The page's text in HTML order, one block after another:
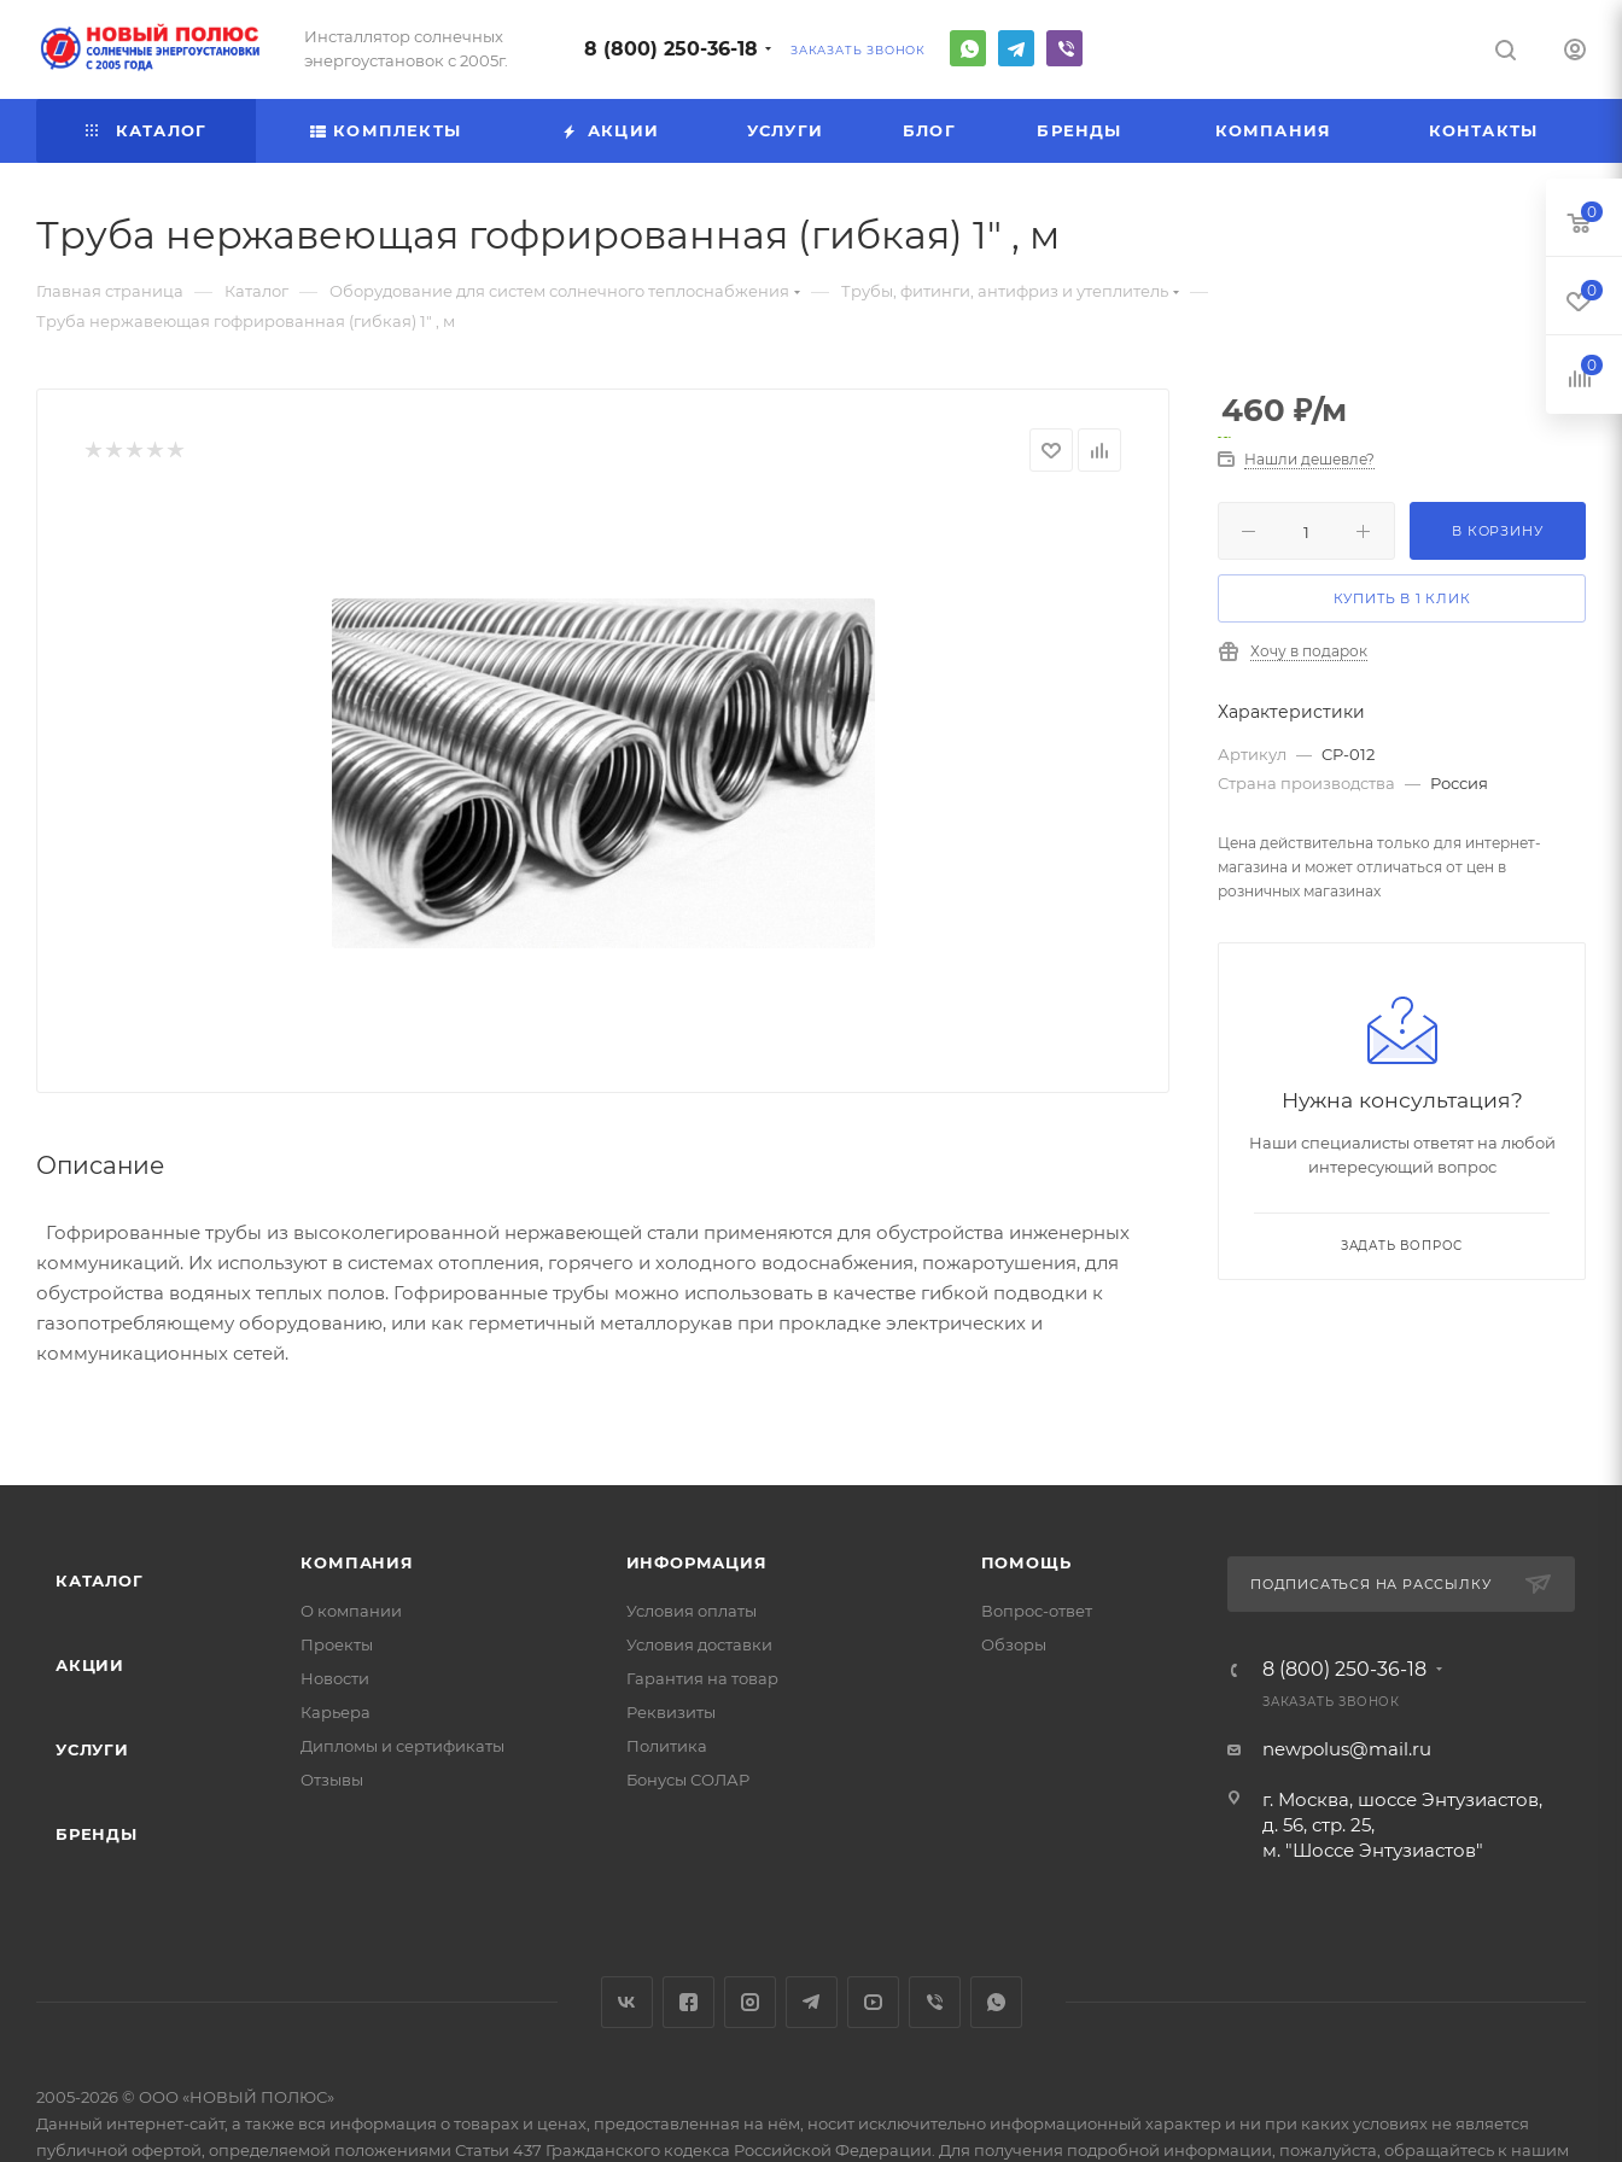
Инсталлятор солнечных
энергоустановок с 2005г.
8 (800) 250-36-18 ЗАКАЗАТЬ ЗВОНОК
КАТАЛОГ КОМПЛЕКТЫ АКЦИИ УСЛУГИ БЛОГ БРЕНДЫ КОМПАНИЯ КОНТАКТЫ
Труба нержавеющая гофрированная (гибкая) 1" , м
Главная страница — Каталог — Оборудование для систем солнечного теплоснабжения — Трубы, фитинги, антифриз и утеплитель —
Труба нержавеющая гофрированная (гибкая) 1" , м
Описание
Гофрированные трубы из высоколегированной нержавеющей стали применяются для обустройства инженерных
коммуникаций. Их используют в системах отопления, горячего и холодного водоснабжения, пожаротушения, для
обустройства водяных теплых полов. Гофрированные трубы можно использовать в качестве гибкой подводки к
газопотребляющему оборудованию, или как герметичный металлорукав при прокладке электрических и
коммуникационных сетей.
460 ₽/м
Нашли дешевле?
В КОРЗИНУ
КУПИТЬ В 1 КЛИК
Хочу в подарок
Характеристики
Артикул — CP-012
Страна производства — Россия
Цена действительна только для интернет-
магазина и может отличаться от цен в
розничных магазинах
Нужна консультация?
Наши специалисты ответят на любой
интересующий вопрос
ЗАДАТЬ ВОПРОС
КАТАЛОГ
АКЦИИ
УСЛУГИ
БРЕНДЫ
КОМПАНИЯ
О компании
Проекты
Новости
Карьера
Дипломы и сертификаты
Отзывы
ИНФОРМАЦИЯ
Условия оплаты
Условия доставки
Гарантия на товар
Реквизиты
Политика
Бонусы СОЛАР
ПОМОЩЬ
Вопрос-ответ
Обзоры
ПОДПИСАТЬСЯ НА РАССЫЛКУ
8 (800) 250-36-18
ЗАКАЗАТЬ ЗВОНОК
newpolus@mail.ru
г. Москва, шоссе Энтузиастов,
д. 56, стр. 25,
м. "Шоссе Энтузиастов"
2005-2026 © ООО «НОВЫЙ ПОЛЮС»
Данный интернет-сайт, а также вся информация о товарах и ценах, предоставленная на нём, носит исключительно информационный характер и ни при каких условиях не является
публичной офертой, определяемой положениями Статьи 437 Гражданского кодекса Российской Федерации. Для получения подробной информации, пожалуйста, обращайтесь к нашим
0
0
0